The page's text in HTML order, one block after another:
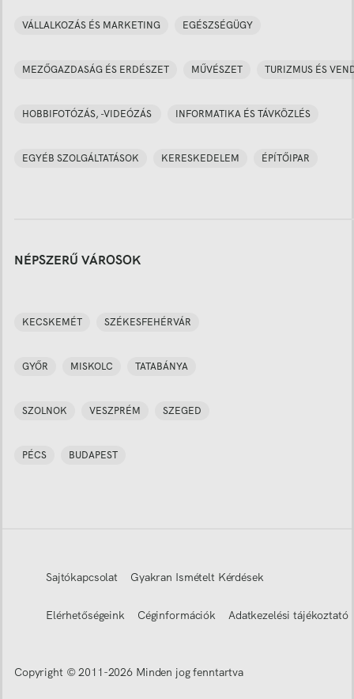
VÁLLALKOZÁS ÉS MARKETING EGÉSZSÉGÜGY
MEZŐGAZDASÁG ÉS ERDÉSZET MŰVÉSZET TURIZMUS ÉS
HOBBIFOTÓZÁS, -VIDEÓZÁS INFORMATIKA ÉS TÁVKÖZLÉS
EGYÉB SZOLGÁLTATÁSOK KERESKEDELEM ÉPÍTŐIPAR
NÉPSZERŰ VÁROSOK
KECSKEMÉT SZÉKESFEHÉRVÁR
GYŐR MISKOLC TATABÁNYA
SZOLNOK VESZPRÉM SZEGED
PÉCS BUDAPEST
Sajtókapcsolat Gyakran Ismételt Kérdések
Elérhetőségeink Céginformációk Adatkezelési tájékoztató
Copyright © 2011-2026 Minden jog fenntartva